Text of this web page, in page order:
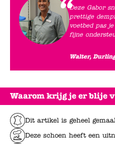
Waarom krijg je er blije
Dit artikel is geheel
Deze schoen heeft een
Deze Gabor
prettige
voetbed pas
fijne
Walter,